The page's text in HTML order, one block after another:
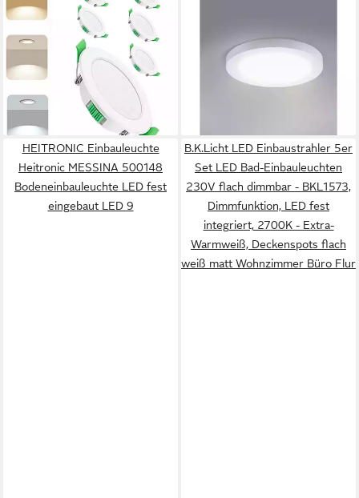
LED Einbaustrahler 6er Pack
Ultraflach 90mm
Einbauleuchte,3
Farbtemperatur 3000K-
6500K, 7W, LED fest
integriert
29,99 € UVP49,99 €
-40%
lieferbar - in 3-4 Werktagen bei dir
Einbaupanel LED LED fest
eingebaut 13.2
25,94 €
HEITRONIC Einbauleuchte
Heitronic MESSINA 500148
Bodeneinbauleuchte LED fest
eingebaut LED 9
B.K.Licht LED Einbaustrahler 5er
Set LED Bad-Einbauleuchten
230V flach dimmbar - BKL1573,
Dimmfunktion, LED fest
integriert, 2700K - Extra-
Warmweiß, Deckenspots flach
weiß matt Wohnzimmer Büro Flur